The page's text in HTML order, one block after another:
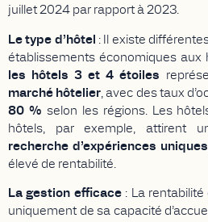
juillet 2024 par rapport à 2023.
Le type d’hôtel : Il existe
établissements économiques aux
les hôtels 3 et 4 étoiles
marché hôtelier , avec des taux
80 % selon les régions. Les
hôtels, par exemple, attirent
recherche d’expériences uniques
élevé de rentabilité.
La gestion efficace: La
uniquement de sa capacité